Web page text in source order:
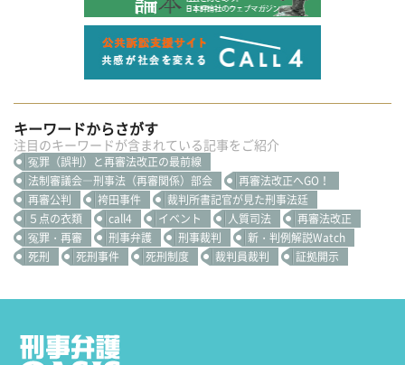
キーワードからさがす
注目のキーワードが含まれている記事をご紹介
冤罪（誤判）と再審法改正の最前線
法制審議会―刑事法（再審関係）部会
再審法改正へGO！
再審公判
袴田事件
裁判所書記官が見た刑事法廷
５点の衣類
call4 イベント 人質司法
再審法改正
冤罪・再審
刑事弁護 刑事裁判
新・判例解説Watch
死刑
死刑事件 死刑制度 裁判員裁判 証拠開示